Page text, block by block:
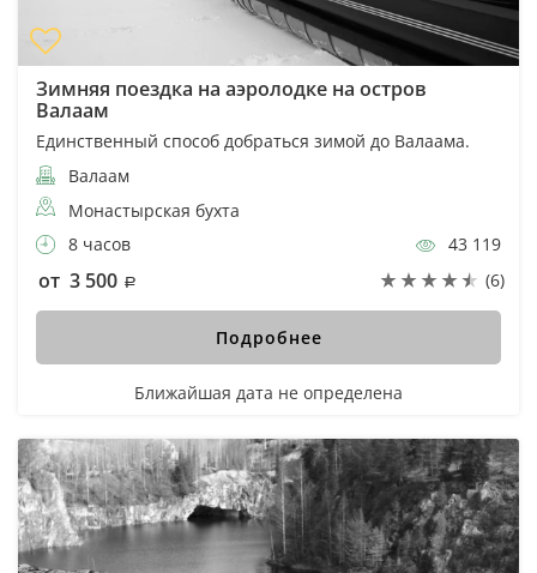
Зимняя поездка на аэролодке на остров
Валаам
Единственный способ добраться зимой до Валаама.
Валаам
Монастырская бухта
8 часов
43 119
от 3 500 (6)
Подробнее
Ближайшая дата не определена